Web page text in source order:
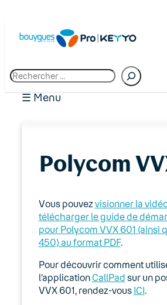
R
e
c
☰ Menu
Pro
03. Accès Internet
04. Téléphonie fixe
Expert
Guides d’installation
Polycom
Vous pouvez visionner la
télécharger le guide de
pour Polycom VVX 601 (ainsi
450) au format PDF.
Pour découvrir comment
l’application CallPad sur un
VVX 601, rendez-vous ICI.